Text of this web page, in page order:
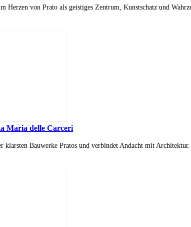
Herzen von Prato als geistiges Zentrum, Kunstschatz und
Maria delle Carceri
klarsten Bauwerke Pratos und verbindet Andacht mit Architektur.